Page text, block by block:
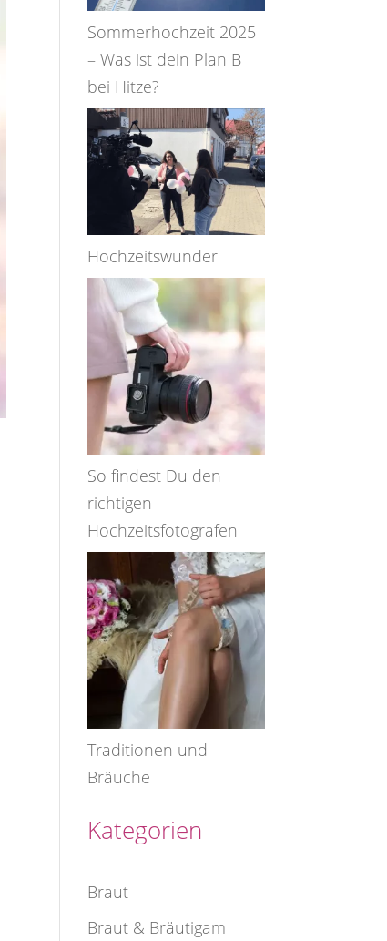
Sommerhochzeit 2025
– Was ist dein Plan B
bei Hitze?
Hochzeitswunder
So findest Du den
richtigen
Hochzeitsfotografen
Traditionen und
Bräuche
Kategorien
Braut
Braut & Bräutigam